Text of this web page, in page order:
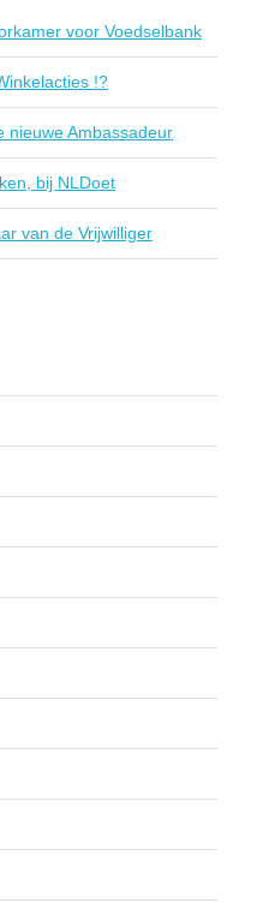
voor Voedselbank
!?
nieuwe Ambassadeur
bij NLDoet
van de Vrijwilliger